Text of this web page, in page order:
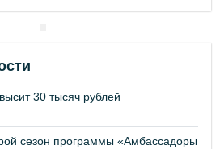
30 тысяч рублей
сезон программы «Амбассадоры